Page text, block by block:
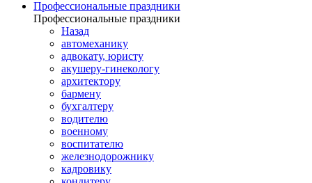
Профессиональные праздники
Профессиональные праздники
Назад
автомеханику
адвокату, юристу
акушеру-гинекологу
архитектору
бармену
бухгалтеру
водителю
военному
воспитателю
железнодорожнику
кадровику